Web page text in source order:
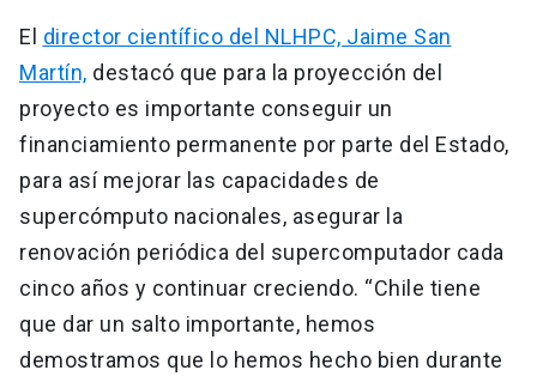
El director científico del NLHPC, Jaime San
Martín, destacó que para la proyección del
proyecto es importante conseguir un
financiamiento permanente por parte del Estado,
para así mejorar las capacidades de
supercómputo nacionales, asegurar la
renovación periódica del supercomputador cada
cinco años y continuar creciendo. “Chile tiene
que dar un salto importante, hemos
demostramos que lo hemos hecho bien durante